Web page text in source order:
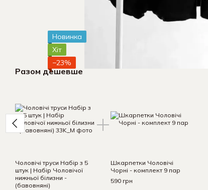
Новинка
Хіт
−23%
Разом дешевше
Чоловічі труси Набір з 5
штук | Набір Чоловічої
нижньої білизни -
(бавовняні)
Шкарпетки Чоловічі
Чорні - комплект 9 пар
590 грн